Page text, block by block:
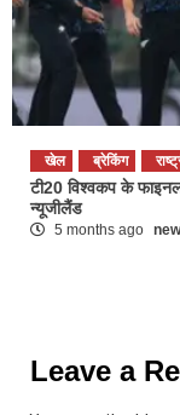
खेल ब्रेकिंग
टी20 विश्वकप के
न्यूजीलैंड
5 months ago
Leave a